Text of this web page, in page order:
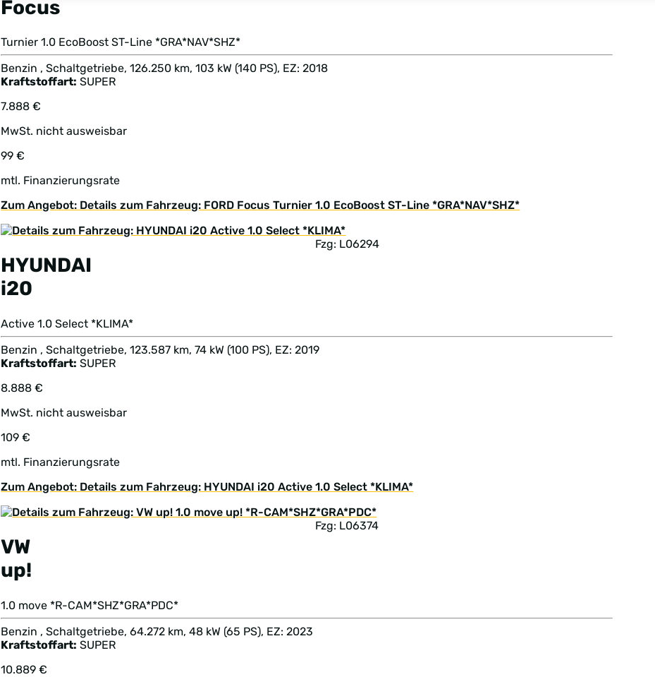
Focus
Turnier 1.0 EcoBoost ST-Line *GRA*NAV*SHZ*
Benzin , Schaltgetriebe, 126.250 km, 103 kW (140 PS), EZ: 2018
Kraftstoffart: SUPER
7.888 €
MwSt. nicht ausweisbar
99 €
mtl. Finanzierungsrate
Zum Angebot: Details zum Fahrzeug: FORD Focus Turnier 1.0 EcoBoost ST-Line *GRA*NAV*SHZ*
HYUNDAI
i20
Fzg: L06294
Active 1.0 Select *KLIMA*
Benzin , Schaltgetriebe, 123.587 km, 74 kW (100 PS), EZ: 2019
Kraftstoffart: SUPER
8.888 €
MwSt. nicht ausweisbar
109 €
mtl. Finanzierungsrate
Zum Angebot: Details zum Fahrzeug: HYUNDAI i20 Active 1.0 Select *KLIMA*
VW
up!
Fzg: L06374
1.0 move *R-CAM*SHZ*GRA*PDC*
Benzin , Schaltgetriebe, 64.272 km, 48 kW (65 PS), EZ: 2023
Kraftstoffart: SUPER
10.889 €